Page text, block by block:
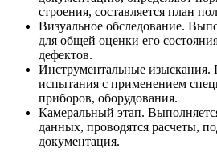
строения, составляется план
Визуальное обследование.
для общей оценки его
дефектов.
Инструментальные изыскания.
испытания с применением
приборов, оборудования.
Камеральный этап.
данных, проводятся расчеты,
документация.